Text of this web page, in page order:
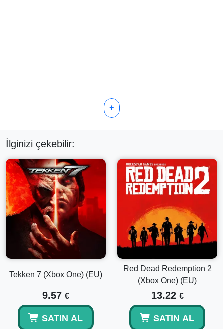
+
İlginizi çekebilir:
Tekken 7 (Xbox One) (EU)
9.57 €
SATIN AL
Red Dead Redemption 2
(Xbox One) (EU)
13.22 €
SATIN AL